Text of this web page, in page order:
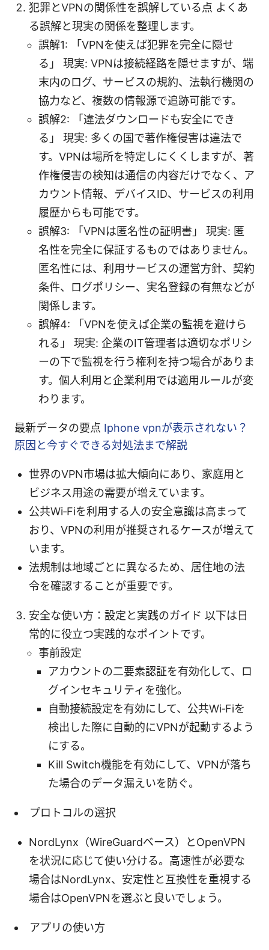
犯罪とVPNの関係性を誤解している点 よくあ
る誤解と現実の関係を整理します。
誤解1: 「VPNを使えば犯罪を完全に隠せ
る」 現実: VPNは接続経路を隠せますが、端
末内のログ、サービスの規約、法執行機関の
協力など、複数の情報源で追跡可能です。
誤解2: 「違法ダウンロードも安全にでき
る」 現実: 多くの国で著作権侵害は違法で
す。VPNは場所を特定しにくくしますが、著
作権侵害の検知は通信の内容だけでなく、ア
カウント情報、デバイスID、サービスの利用
履歴からも可能です。
誤解3: 「VPNは匿名性の証明書」 現実: 匿
名性を完全に保証するものではありません。
匿名性には、利用サービスの運営方針、契約
条件、ログポリシー、実名登録の有無などが
関係します。
誤解4: 「VPNを使えば企業の監視を避けら
れる」 現実: 企業のIT管理者は適切なポリシ
ーの下で監視を行う権利を持つ場合がありま
す。個人利用と企業利用では適用ルールが変
わります。
最新データの要点 Iphone vpnが表示されない？
原因と今すぐできる対処法まで解説
世界のVPN市場は拡大傾向にあり、家庭用と
ビジネス用途の需要が増えています。
公共Wi‑Fiを利用する人の安全意識は高まって
おり、VPNの利用が推奨されるケースが増えて
います。
法規制は地域ごとに異なるため、居住地の法
令を確認することが重要です。
安全な使い方：設定と実践のガイド 以下は日
常的に役立つ実践的なポイントです。
事前設定
アカウントの二要素認証を有効化して、ロ
グインセキュリティを強化。
自動接続設定を有効にして、公共Wi‑Fiを
検出した際に自動的にVPNが起動するよう
にする。
Kill Switch機能を有効にして、VPNが落ち
た場合のデータ漏えいを防ぐ。
プロトコルの選択
NordLynx（WireGuardベース）とOpenVPN
を状況に応じて使い分ける。高速性が必要な
場合はNordLynx、安定性と互換性を重視する
場合はOpenVPNを選ぶと良いでしょう。
アプリの使い方